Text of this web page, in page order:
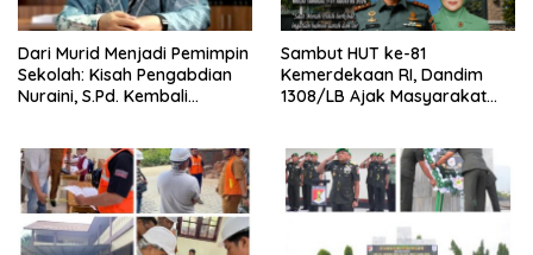
Dari Murid Menjadi Pemimpin
Sekolah: Kisah Pengabdian
Nuraini, S.Pd. Kembali
Sambut HUT ke-81
Kemerdekaan RI, Dandim
1308/LB Ajak Masyarakat